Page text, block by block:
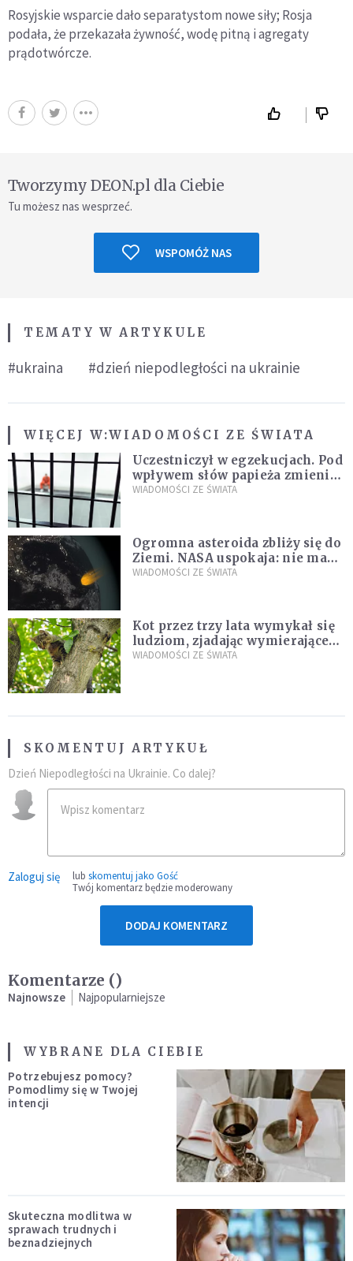
Rosyjskie wsparcie dało separatystom nowe siły; Rosja
podała, że przekazała żywność, wodę pitną i agregaty
prądotwórcze.
Tworzymy DEON.pl dla Ciebie
Tu możesz nas wesprzeć.
WSPOMÓŻ NAS
TEMATY W ARTYKULE
#ukraina #dzień niepodległości na ukrainie
WIĘCEJ W:WIADOMOŚCI ZE ŚWIATA
Uczestniczył w egzekucjach. Pod
wpływem słów papieża zmienił
zdanie
WIADOMOŚCI ZE ŚWIATA
Ogromna asteroida zbliży się do
Ziemi. NASA uspokaja: nie ma
zagrożenia
WIADOMOŚCI ZE ŚWIATA
Kot przez trzy lata wymykał się
ludziom, zjadając wymierające
kaczki. W końcu popełnił
WIADOMOŚCI ZE ŚWIATA
SKOMENTUJ ARTYKUŁ
Dzień Niepodległości na Ukrainie. Co dalej?
Zaloguj się lub skomentuj jako Gość
Twój komentarz będzie moderowany
DODAJ KOMENTARZ
Komentarze ()
Najnowsze Najpopularniejsze
WYBRANE DLA CIEBIE
Potrzebujesz pomocy?
Pomodlimy się w Twojej
intencji
Skuteczna modlitwa w
sprawach trudnych i
beznadziejnych